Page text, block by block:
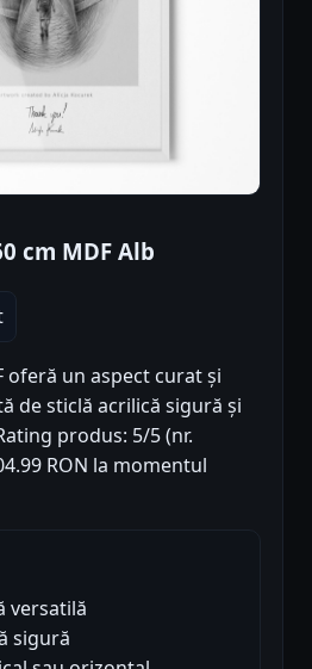
cm MDF Alb
oferă un aspect curat și
de sticlă acrilică sigură și
produs: 5/5 (nr.
RON la momentul
versatilă
sigură